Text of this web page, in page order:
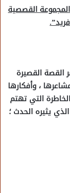
القصصية
القصة القصيرة
، وأفكارها
التي تهتم
يثيره الحدث ؛